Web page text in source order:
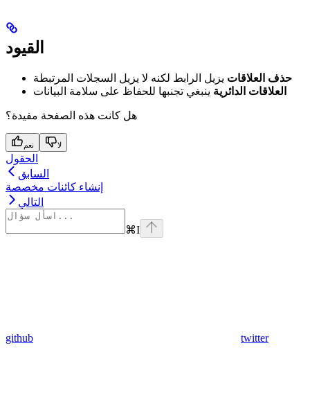
القيود
حذف العلاقات يزيل الرابط لكنه لا يزيل السجلات المرتبطة
العلاقات الدائرية ينبغي تجنبها للحفاظ على سلامة البيانات
هل كانت هذه الصفحة مفيدة؟
نعم لا
الحقول
السابق
إنشاء كائنات مخصصة
التالي
⌘I
github twitter